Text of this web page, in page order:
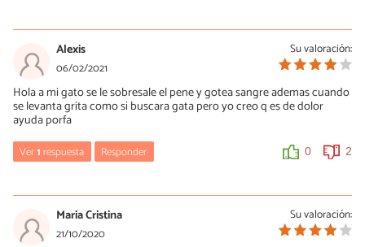
22/02/2021
Hola, un gato que intenta orinar y no puede tiene que ser
examinado de inmediato por el veterinario. Es una urgencia. Un
saludo.
Su valoración:
Alexis
06/02/2021
Hola a mi gato se le sobresale el pene y gotea sangre ademas cuando
se levanta grita como si buscara gata pero yo creo q es de dolor
ayuda porfa
Ver1respuesta Responder 0 2
06/02/2021
Hola, claro que es de dolor. Tienes que llevarlo urgentemente al
Su valoración:
Maria Cristina
21/10/2020